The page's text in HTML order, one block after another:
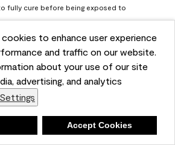
to enhance user experience
and traffic on our website.
about your use of our site
advertising, and analytics
Accept Cookies
fully cure before being exposed to
more, feel free to check it out here:
en-us/interior-exterior-
catalog/abs/aura-bath-and-spa-